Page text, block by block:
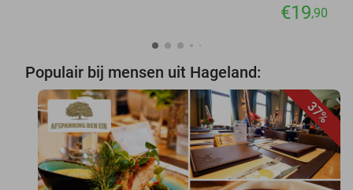
€19,90
Populair bij mensen uit Hageland:
37%